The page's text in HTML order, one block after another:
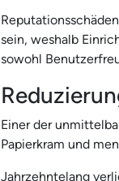
sein, weshalb
sowohl
Einer der
Papierkram und
Jahrzehntelang